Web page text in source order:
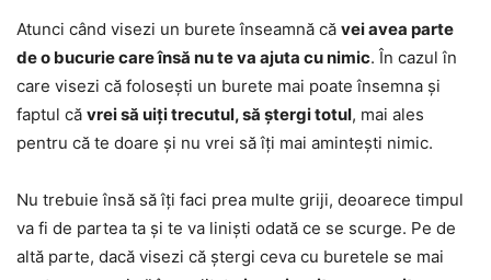
Atunci când visezi un burete înseamnă că vei avea parte
de o bucurie care însă nu te va ajuta cu nimic. În cazul în
care visezi că folosești un burete mai poate însemna și
faptul că vrei să uiți trecutul, să ștergi totul, mai ales
pentru că te doare și nu vrei să îți mai amintești nimic.
Nu trebuie însă să îți faci prea multe griji, deoarece timpul
va fi de partea ta și te va liniști odată ce se scurge. Pe de
altă parte, dacă visezi că ștergi ceva cu buretele se mai